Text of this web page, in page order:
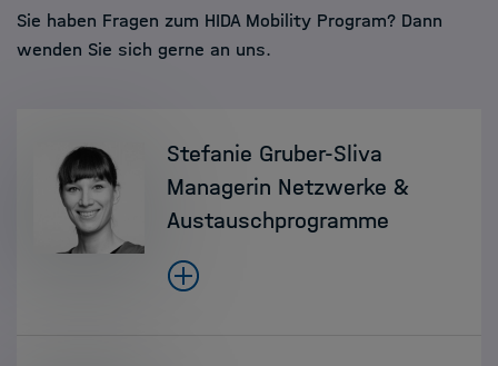
Sie haben Fragen zum HIDA Mobility Program? Dann
wenden Sie sich gerne an uns.
Stefanie Gruber-Sliva
Managerin Netzwerke &
Austauschprogramme